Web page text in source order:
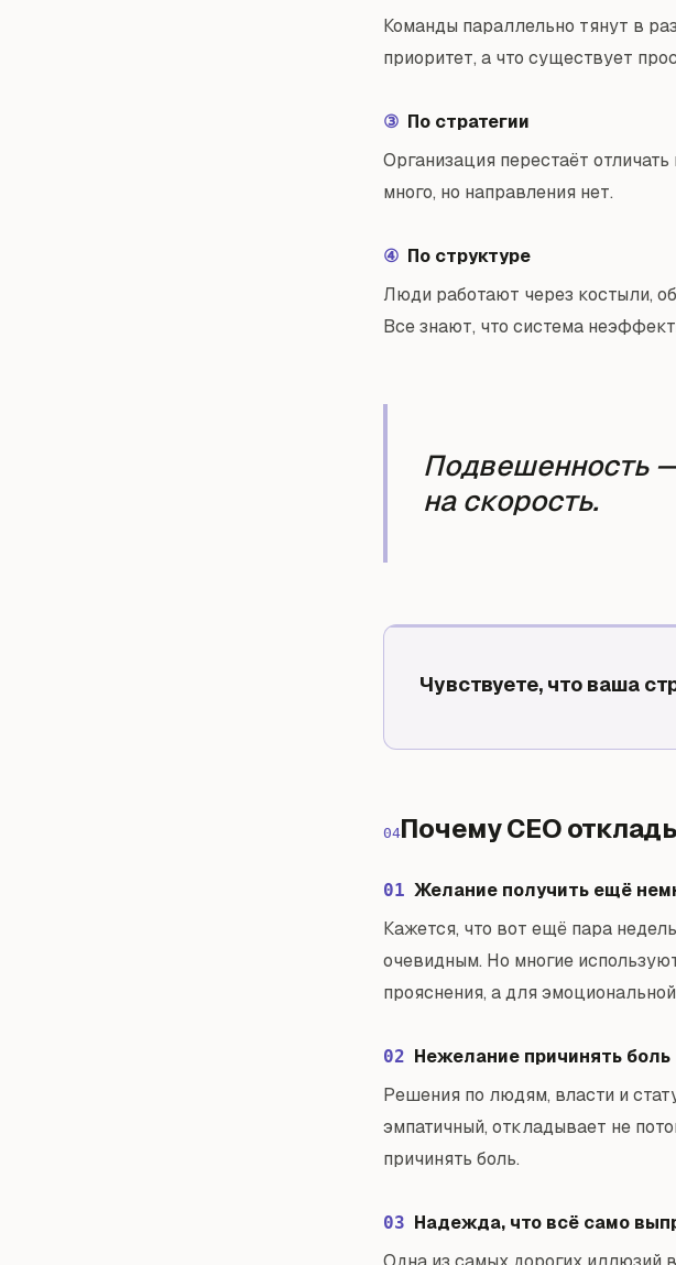
Команды параллельно тянут в
приоритет, а что существует
③ По стратегии
Организация перестаёт
много, но направления нет.
④ По структуре
Люди работают через костыли,
Все знают, что система
Подвешенность
на скорость.
Чувствуете, что ваша
04Почему CEO
01 Желание получить ещё
Кажется, что вот ещё пара
очевидным. Но многие
прояснения, а для
02 Нежелание причинять боль
Решения по людям, власти и
эмпатичный, откладывает не
причинять боль.
03 Надежда, что всё само